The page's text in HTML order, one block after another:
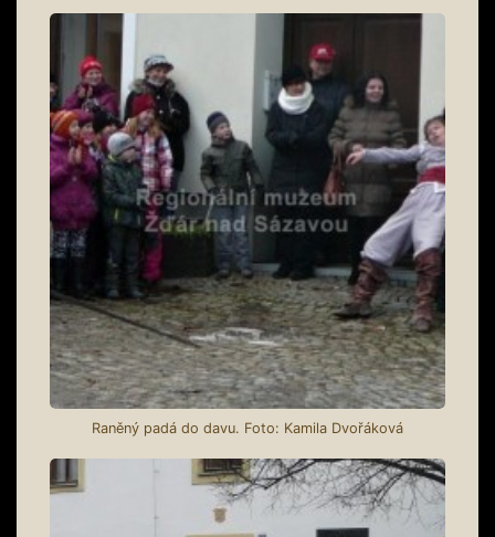
Raněný padá do davu. Foto: Kamila Dvořáková